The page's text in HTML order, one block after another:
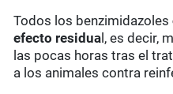
Todos los benzimidazoles
efecto residua l, es decir,
las pocas horas tras el
a los animales contra